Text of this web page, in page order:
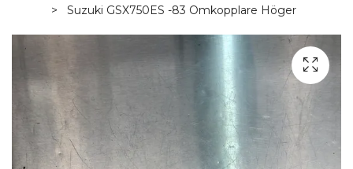
Suzuki GSX750ES -83 Omkopplare Höger